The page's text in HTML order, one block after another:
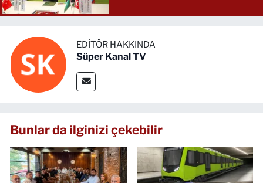
EDITÖR HAKKINDA
Süper Kanal TV
Bunlar da ilginizi çekebilir